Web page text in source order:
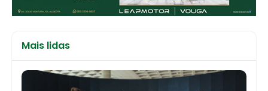
Mais lidas